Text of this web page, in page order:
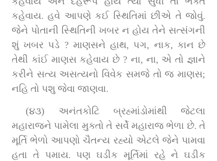
કહેવાય. હવે આપણે કઈ સ્થિતિમાં છીએ તે જોવું.
જેને પોતાની સ્થિતિની ખબર ન હોય તેને સત્સંગની
શું ખબર પડે ? માણસને હાથ, પગ, નાક, કાન છે
તેથી કાંઈ માણસ કહેવાય છે ? ના, ના, એ તો જ્ઞાને
કરીને સત્ય અસત્યનો વિવેક સમજે તો જ માણસ;
નહિ તો પશુ જેવા જાણવા.
(૪૩) અનંતકોટિ બ્રહ્માંડોમાંથી જેટલા
મહારાજને પામેલા મુક્તો તે સર્વે મહારાજ ભેળા છે. તે
મૂર્તિ ભેળો આપણો ચૈતન્ય રહ્યો એટલે જેને પામવા
હતા તે પમાય. પણ ઘડીક મૂર્તિમાં રહે ને ઘડીક